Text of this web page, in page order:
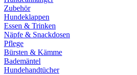
Zubehör
Hundeklappen
Essen & Trinken
Näpfe & Snackdosen
Pflege
Bürsten & Kämme
Bademäntel
Hundehandtücher